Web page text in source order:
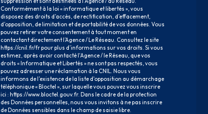
Conformément à la loi « informatique et libertés », vous
disposez des droits d’accès, de rectification, d’effacement,
d’opposition, de limitation et de portabilité de vos données. Vous
pouvez retirer votre consentement à tout moment en
contactant directement l’Agence / Le Réseau. Consultez le site
https://cnil.fr/frpour plus d’informations sur vos droits. Si vous
estimez, après avoir contacté l'Agence / le Réseau, que vos
droits « Informatique et Libertés » ne sont pas respectés, vous
pouvez adresser une réclamation à la CNIL. Nous vous
informons de l’existence de la liste d'opposition au démarchage
téléphonique « Bloctel », sur laquelle vous pouvez vous inscrire
ici : https://www.bloctel.gouv.fr. Dans le cadre de la protection
des Données personnelles, nous vous invitons à ne pas inscrire
de Données sensibles dans le champ de saisie libre.